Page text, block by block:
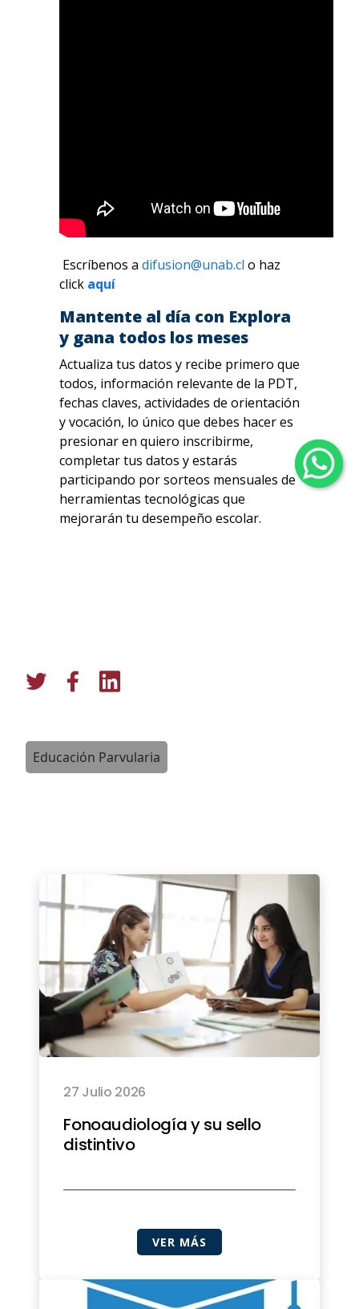
Escríbenos a difusion@unab.cl o haz
click aquí
Mantente al día con Explora
y gana todos los meses
Actualiza tus datos y recibe primero que
todos, información relevante de la PDT,
fechas claves, actividades de orientación
y vocación, lo único que debes hacer es
presionar en quiero inscribirme,
completar tus datos y estarás
participando por sorteos mensuales de
herramientas tecnológicas que
mejorarán tu desempeño escolar.
Educación Parvularia
27 Julio 2026
Fonoaudiología y su sello
distintivo
VER MÁS